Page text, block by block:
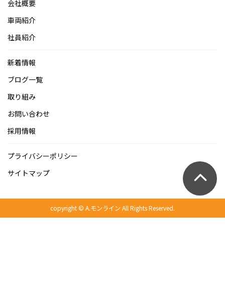
会社概要
車両紹介
社員紹介
新着情報
ブログ一覧
取り組み
お問い合わせ
採用情報
プライバシーポリシー
サイトマップ
copyright © A.モンライン All Rights Reserved.